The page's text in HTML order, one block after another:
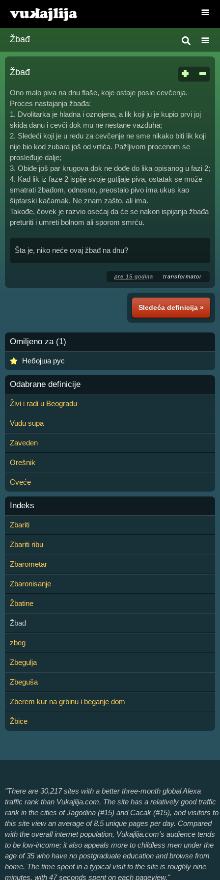
Žbađ
Žbađ
Ono malo piva na dnu flaše, koje ostaje posle cevčenja.
Proces nastajanja žbađa:
1. Dvolitarka je hladna i oznojena, a lik koji ju je kupio prvi joj
skida đanu i cevči dok mu ne nestane vazduha;
2. Sledeći koji je u redu za cevčenje ne sme nikako biti lik koji
nije bio kod zubara još od vrtića. Pažljivom procenom se
prosleđuje dalje;
3. Obiđe još par krugova dok ne dođe do lika opisanog u fazi 2;
4. Kad lik iz faze 2 ispije svoje gutljaje piva, ostatak se može
smatrati žbađom, odnosno, preostalo pivo ima ukus kao
šiptarski kačamak. Ne znam zašto, ali ima.
Takođe, čovek je razvio osećaj da će se nakon ispijanja žbađa
preturiti i umreti bolnom ali sporom smrću.
Šta je, niko neće ovaj žbađ na dnu?
pre 15 godina transformator
Sledeća definicija »
Omiljeno za (1)
Небојша рус
Odabrane definicije
Živi i radi u Beogradu
Vudu supa
Zaveden
Orešnik
Cveće
Indeks
Zbariti
Zbariti ribu
Zbarometar
Zbaronisanje
Žbatine
Žbađ
zbeg
Zbegulja
Zbeguša
Zberem kur na grbinu i beganje dom
Žbice
"There are 30,217 sites with a better three-month global Alexa
traffic rank than Vukajlija.com. The site has a relatively good traffic
rank in the cities of Jagodina (#15) and Cacak (#15), and visitors to
this site view an average of 8.5 unique pages per day. Compared
with the overall internet population, Vukajlija.com's audience tends
to be low-income; it also appeals more to childless men under the
age of 35 who have no postgraduate education and browse from
home. The time spent in a typical visit to the site is roughly nine
minutes, with 47 seconds spent on each pageview."